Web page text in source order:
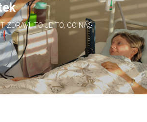
ZDRAVÍ, TO JE TO, CO NÁS